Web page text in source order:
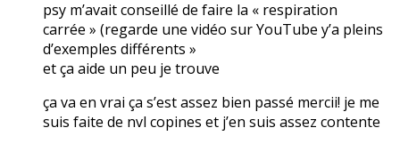
psy m’avait conseillé de faire la « respiration
carrée » (regarde une vidéo sur YouTube y’a pleins
d’exemples différents »
et ça aide un peu je trouve
ça va en vrai ça s’est assez bien passé mercii! je me
suis faite de nvl copines et j’en suis assez contente